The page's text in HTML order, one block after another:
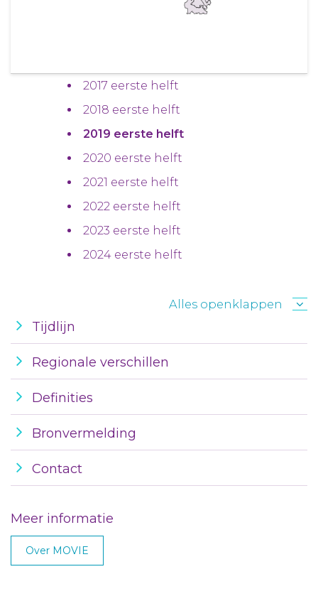
2017 eerste helft
2018 eerste helft
2019 eerste helft
2020 eerste helft
2021 eerste helft
2022 eerste helft
2023 eerste helft
2024 eerste helft
Alles openklappen
Tijdlijn
Regionale verschillen
Definities
Bronvermelding
Contact
Meer informatie
Over MOVIE